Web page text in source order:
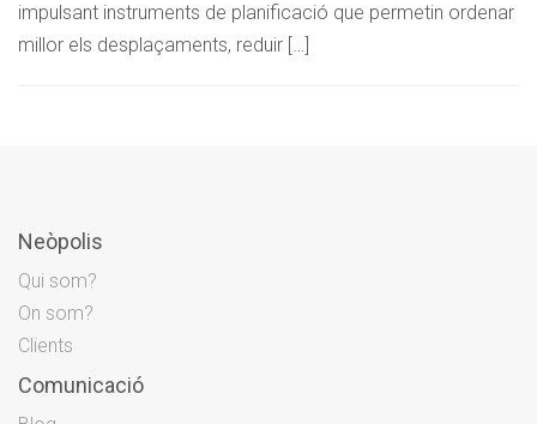
impulsant instruments de planificació que permetin ordenar
millor els desplaçaments, reduir […]
Neòpolis
Qui som?
On som?
Clients
Comunicació